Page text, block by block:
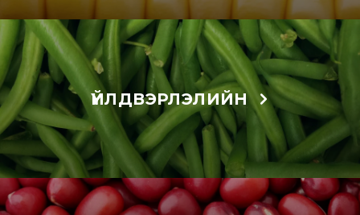
ҮЙЛДВЭРЛЭЛИЙН